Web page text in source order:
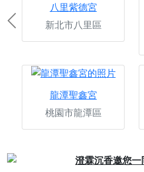
八里紫德宮
新北市八里區
龍潭聖鑫宮
桃園市龍潭區
Previous